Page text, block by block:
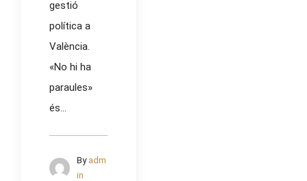
gestió
política a
València.
«No hi ha
paraules»
és...
By adm
in